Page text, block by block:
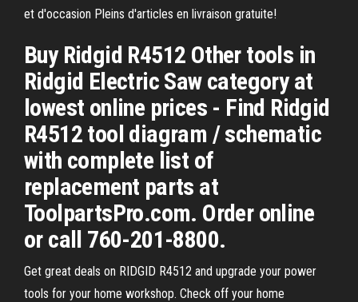
et d'occasion Pleins d'articles en livraison gratuite!
Buy Ridgid R4512 Other tools in
Ridgid Electric Saw category at
lowest online prices - Find Ridgid
R4512 tool diagram / schematic
with complete list of
replacement parts at
ToolpartsPro.com. Order online
or call 760-201-8800.
Get great deals on RIDGID R4512 and upgrade your power
tools for your home workshop. Check off your home